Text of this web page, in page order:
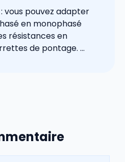
vous pouvez adapter
en monophasé
résistances en
de pontage. ...